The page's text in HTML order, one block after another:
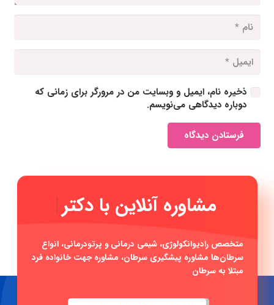
ذخیره نام، ایمیل و وبسایت من در مرورگر برای زمانی که
دوباره دیدگاهی می‌نویسم.
فرستادن دیدگاه
مشاوره آنلا |
متخصص رادیوانکولوژی، شیمی درمانی و پرتودرمانی، انواع
سرطان‌ها مشاوره پیشگیری سرطان، مشاوره جهت خانواده فرد
مبتلا به سرطان